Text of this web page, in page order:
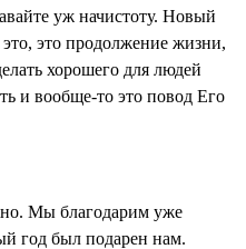
уж начистоту. Новый
это продолжение жизни,
хорошего для людей
и вообще-то это повод Его
Мы благодарим уже
год был подарен нам.